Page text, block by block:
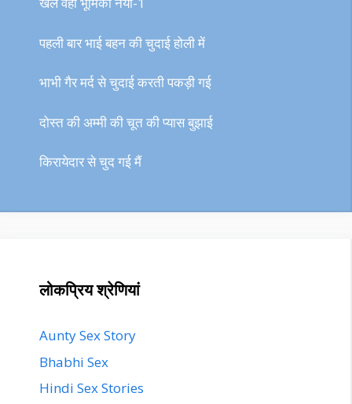
पहली बार भाई बहन की चुदाई होली में
भाभी गैर मर्द से चुदाई करती पकड़ी गई
दोस्त की अम्मी की चूत की प्यास बुझाई
किरायेदार से चुद गई मैं
लोकप्रिय श्रेणियां
Aunty Sex Story
Bhabhi Sex
Hindi Sex Stories